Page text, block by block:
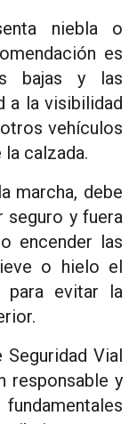
niebla o
es
bajas y las
a la visibilidad
vehículos
calzada.
marcha, debe
seguro y fuera
encender las
o hielo el
para evitar la
Vial
responsable y